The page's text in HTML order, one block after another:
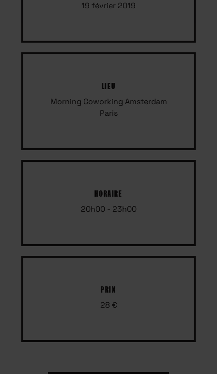
19 février 2019
LIEU
Morning Coworking Amsterdam
Paris
HORAIRE
20h00 - 23h00
PRIX
28 €